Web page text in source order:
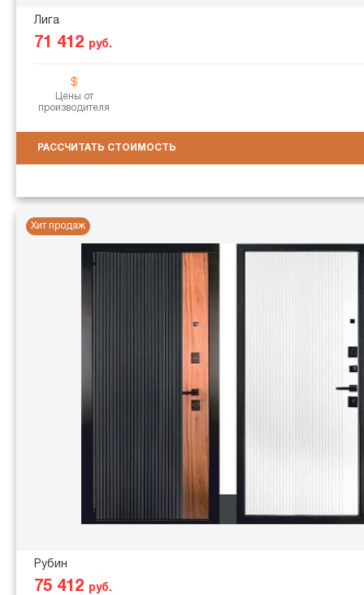
Лига
71 412 руб.
Цены от
производителя
РАССЧИТАТЬ СТОИМОСТЬ
Хит продаж
Рубин
75 412 руб.